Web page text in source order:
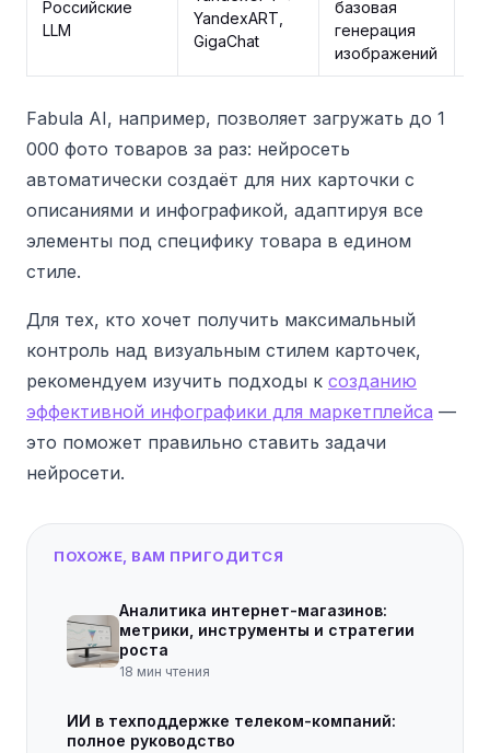
Российские
LLM
YandexART,
GigaChat
базовая
генерация
изображений
Fabula AI, например, позволяет загружать до 1
000 фото товаров за раз: нейросеть
автоматически создаёт для них карточки с
описаниями и инфографикой, адаптируя все
элементы под специфику товара в едином
стиле.
Для тех, кто хочет получить максимальный
контроль над визуальным стилем карточек,
рекомендуем изучить подходы к созданию
эффективной инфографики для маркетплейса —
это поможет правильно ставить задачи
нейросети.
ПОХОЖЕ, ВАМ ПРИГОДИТСЯ
Аналитика интернет-магазинов:
метрики, инструменты и стратегии
роста
18 мин чтения
ИИ в техподдержке телеком-компаний:
полное руководство